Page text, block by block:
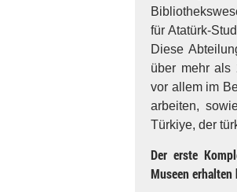
für Atatürk-
Diese
über mehr als
vor allem im
arbeiten,
Türkiye, der
Der erste
Museen erhalten